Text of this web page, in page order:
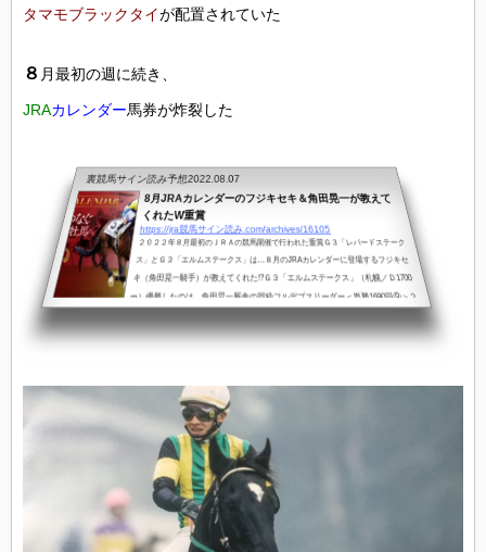
タマモブラックタイが配置されていた
８ 月最初の週に続き、
JRAカレンダー馬券が炸裂した
裏競馬サイン読み予想2022.08.07
8月JRAカレンダーのフジキセキ＆角田晃一が教えて
くれたW重賞
https://jra競馬サイン読み.com/archives/16105
２０２２年８月最初のＪＲＡの競馬開催で行われた重賞Ｇ３「レパードステーク
ス」とＧ３「エルムステークス」は…８月のJRAカレンダーに登場するフジキセ
キ（角田晃一騎手）が教えてくれた!?Ｇ３「エルムステークス」（札幌／Ｄ1700
m）優勝したのは…角田晃一厩舎の同枠フルデプスリーダー＜単勝1690円⑨＞２
ら札幌に戻して行われた2022年OP「マリーンＳ」（函館D1700m）の１、２着馬
円&...